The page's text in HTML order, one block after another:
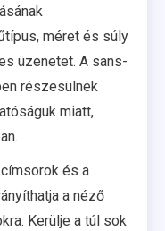
méret és súly
üzenetet. A sans-
részesülnek
miatt,
és a
a néző
Kerülje a túl sok